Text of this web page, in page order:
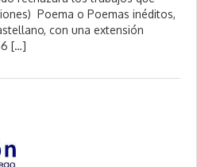
Poema o Poemas inéditos,
con una extensión
[…]